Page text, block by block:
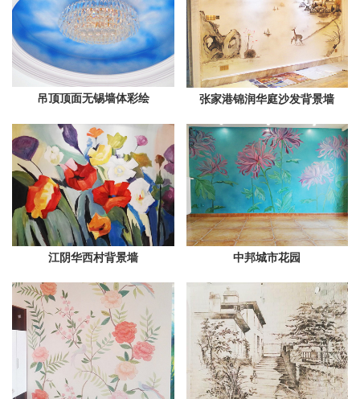
吊顶顶面无锡墙体彩绘 张家港锦润华庭沙发背景墙
江阴华西村背景墙 中邦城市花园